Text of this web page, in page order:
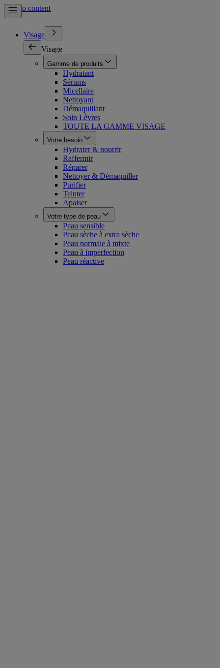
Skip to content
Visage
Visage
Gamme de produits
Hydratant
Sérums
Micellaire
Nettoyant
Démaquillant
Soin Lèvres
TOUTE LA GAMME VISAGE
Votre besoin
Hydrater & nourrir
Raffermir
Réparer
Nettoyer & Démaquiller
Purifier
Teinter
Apaiser
Votre type de peau
Peau sensible
Peau sèche à extra sèche
Peau normale à mixte
Peau à imperfection
Peau réactive